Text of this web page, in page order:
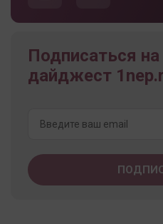
Подписаться
дайджест